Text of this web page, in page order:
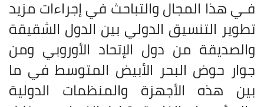
فـي هذا المجال والتباحث في إجراءات مزيد
تطوير التنسيق الدولي بين الدول الشقيقة
والصديقة من دول الإتحاد الأوروبي ومن
جوار حوض البحر الأبيض المتوسط في ما
بين هذه الأجهزة والمنظمات الدولية